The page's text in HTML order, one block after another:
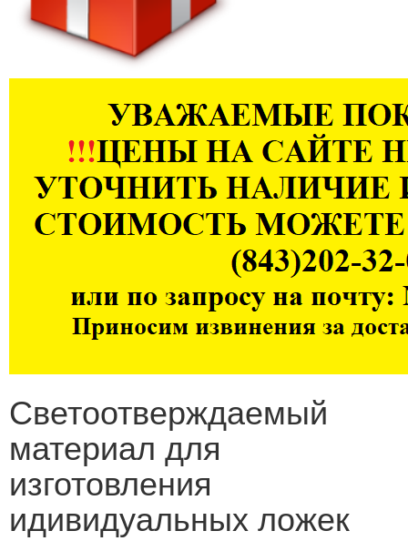
Светоотверждаемый
материал для
изготовления
идивидуальных ложек